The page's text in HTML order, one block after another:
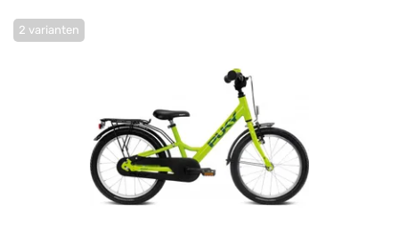
2 varianten